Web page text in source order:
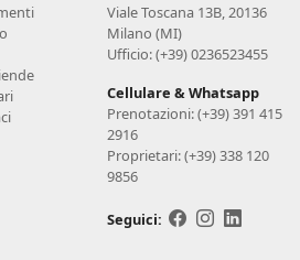
Viale Toscana 13B, 20136
Milano (MI)
Ufficio: (+39) 0236523455
Cellulare & Whatsapp
Prenotazioni: (+39) 391 415
2916
Proprietari: (+39) 338 120
9856
Seguici: